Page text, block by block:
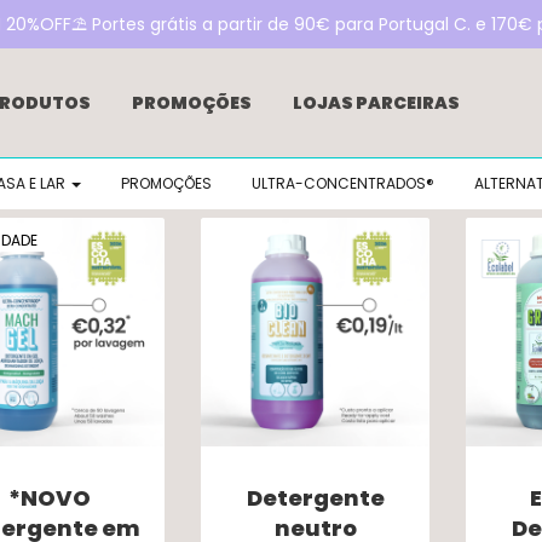
20%OFF⛱️ Portes grátis a partir de 90€ para Portugal C. e 170€
PROMOÇÕES
LOJAS PARCEIRAS
CONTACTOS
INOKOINS
DETERGENTES BEE
1959 – DESIGNED BY INOKEM
E LAR PROMOÇÕES ULTRA-CONCENTRADOS®
*NOVO
em
Detergente
neutro